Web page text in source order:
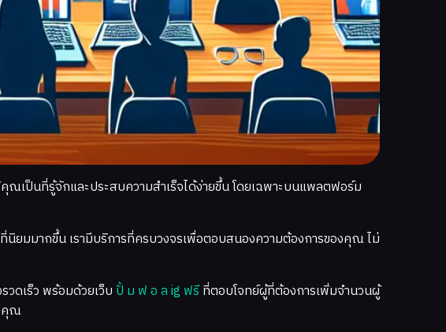
เป็นที่รู้จักและประสบความสำเร็จได้ง่ายขึ้น โดยเฉพาะบนแพลตฟอร์ม
ยมมากขึ้น เรามีบริการที่ครบวงจรเพื่อตอบสนองความต้องการของคุณ ไม่
ดเร็ว พร้อมด้วยเว็บ ปั้ ม ฟ อ ล ig ฟรีที่ตอบโจทย์ผู้ที่ต้องการเพิ่มจำนวนผู้
คุณ